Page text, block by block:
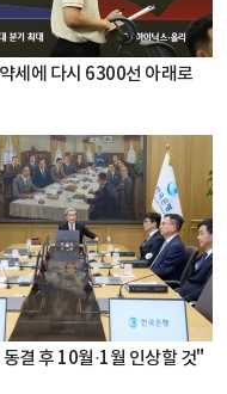
세에 다시 6300선 아래로
결 후 10월·1월 인상할 것"